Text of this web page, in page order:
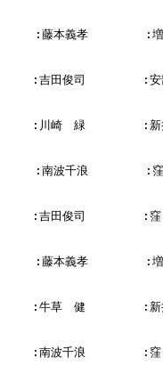
:藤本義孝        :増
:吉田俊司        :安
:川崎　緑        :新
:南波千浪        :窪
:吉田俊司        :窪
:藤本義孝        :増
:牛草　健        :新
:南波千浪        :窪